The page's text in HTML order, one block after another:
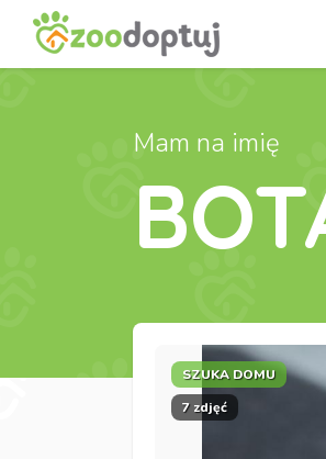
Mam na imię
SZUKA DOMU
7 zdjęć